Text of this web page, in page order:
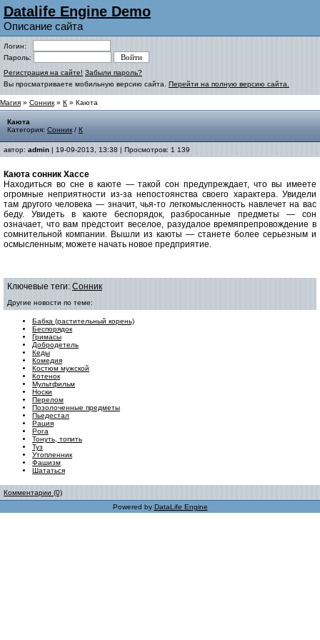
Datalife Engine Demo
Описание сайта
Логин:
Пароль:
Регистрация на сайте! Забыли пароль?
Вы просматриваете мобильную версию сайта. Перейти на полную версию сайта.
Магия » Сонник » К » Каюта
Каюта
Категория: Сонник / К
автор: admin | 19-09-2013, 13:38 | Просмотров: 1 139
Каюта cонник Хассе
Находиться во сне в каюте — такой сон предупреждает, что вы имеете
огромные неприятности из-за непостоянства своего характера. Увидели
там другого человека — значит, чья-то легкомысленность навлечет на вас
беду. Увидеть в каюте беспорядок, разбросанные предметы — сон
означает, что вам предстоит веселое, разудалое времяпрепровождение в
сомнительной компании. Вышли из каюты — станете более серьезным и
осмысленным; можете начать новое предприятие.
Ключевые теги: Сонник
Другие новости по теме:
Бабка (растительный корень)
Беспорядок
Гримасы
Добродетель
Кеды
Комедия
Костюм мужской
Котенок
Мультфильм
Носки
Перелом
Позолоченные предметы
Пьедестал
Рация
Рога
Тонуть, топить
Туз
Утопленник
Фашизм
Шататься
Комментарии (0)
Powered by DataLife Engine